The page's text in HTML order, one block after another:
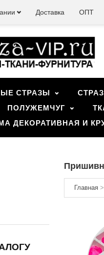
Доставка ОПТ
СТРАЗЫ
ПОЛУЖЕМЧУГ
ДЕКОРАТИВНАЯ И
Главная>